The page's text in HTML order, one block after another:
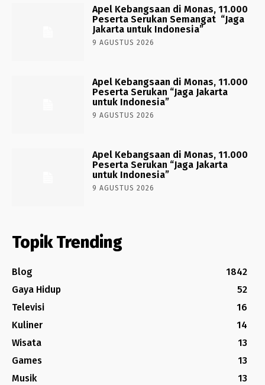
Apel Kebangsaan di Monas, 11.000
Peserta Serukan Semangat “Jaga
Jakarta untuk Indonesia”
9 AGUSTUS 2026
Apel Kebangsaan di Monas, 11.000
Peserta Serukan “Jaga Jakarta
untuk Indonesia”
9 AGUSTUS 2026
Apel Kebangsaan di Monas, 11.000
Peserta Serukan “Jaga Jakarta
untuk Indonesia”
9 AGUSTUS 2026
Topik Trending
Blog
1842
Gaya Hidup
52
Televisi
16
Kuliner
14
Wisata
13
Games
13
Musik
13